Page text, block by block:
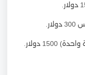
دولار.